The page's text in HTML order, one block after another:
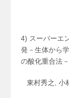
4) スーパーエ
発－生体から
の酸化重合法－.
東村秀之, 小